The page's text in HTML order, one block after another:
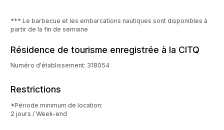
*** Le barbecue et les embarcations nautiques sont disponibles à
partir de la fin de semaine
Résidence de tourisme enregistrée à la CITQ
Numéro d'établissement: 318054
Restrictions
*Période minimum de location:
2 jours / Week-end